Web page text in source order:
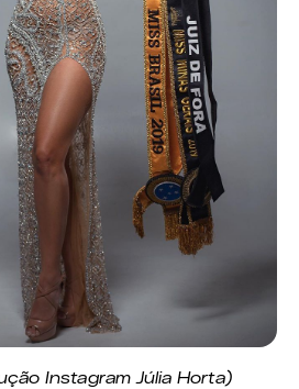
Instagram Júlia Horta)